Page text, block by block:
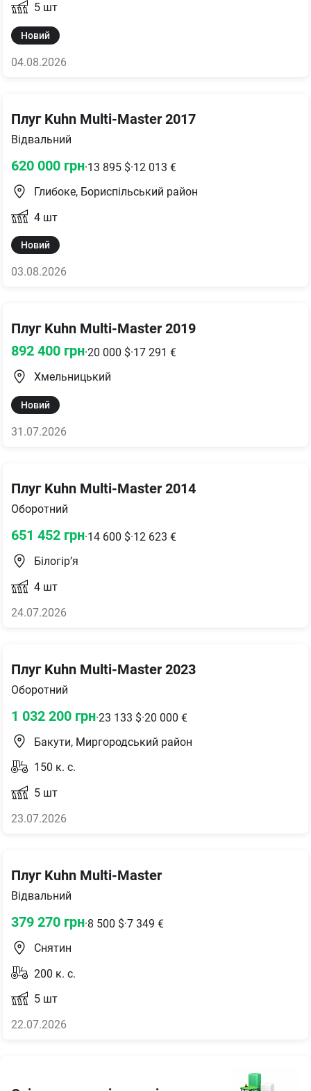
5 шт
Новий
04.08.2026
Плуг Kuhn Multi-Master 2017
Відвальний
620 000 грн·13 895 $·12 013 €
Глибоке, Бориспільський район
4 шт
Новий
03.08.2026
Плуг Kuhn Multi-Master 2019
892 400 грн·20 000 $·17 291 €
Хмельницький
Новий
31.07.2026
Плуг Kuhn Multi-Master 2014
Оборотний
651 452 грн·14 600 $·12 623 €
Білогір’я
4 шт
24.07.2026
Плуг Kuhn Multi-Master 2023
Оборотний
1 032 200 грн·23 133 $·20 000 €
Бакути, Миргородський район
150 к. с.
5 шт
23.07.2026
Плуг Kuhn Multi-Master
Відвальний
379 270 грн·8 500 $·7 349 €
Снятин
200 к. с.
5 шт
22.07.2026